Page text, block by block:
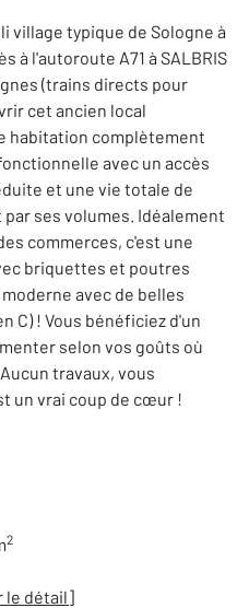
village typique de Sologne à
à l'autoroute A71 à SALBRIS
(trains directs pour
cet ancien local
habitation complètement
avec un accès
et une vie totale de
ses volumes. Idéalement
commerces, c'est une
briquettes et poutres
avec de belles
C) ! Vous bénéficiez d'un
selon vos goûts où
travaux, vous
un vrai coup de cœur !
2
le détail]